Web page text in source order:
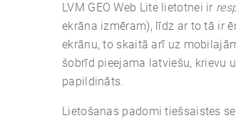
LVM GEO Web Lite lietotnei ir
ekrāna izmēram), līdz ar to tā ir
ekrānu, to skaitā arī uz
šobrīd pieejama latviešu, krievu
papildināts.
Lietošanas padomi tiešsaistes